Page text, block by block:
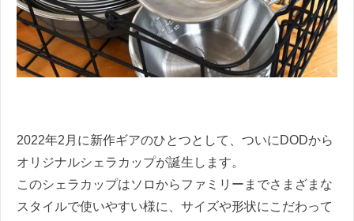
2022年2月に新作ギアのひとつとして、ついにDODから
オリジナルシェラカップが誕生します。
このシェラカップはソロからファミリーまでさまざまな
スタイルで使いやすい様に、サイズや形状にこだわって